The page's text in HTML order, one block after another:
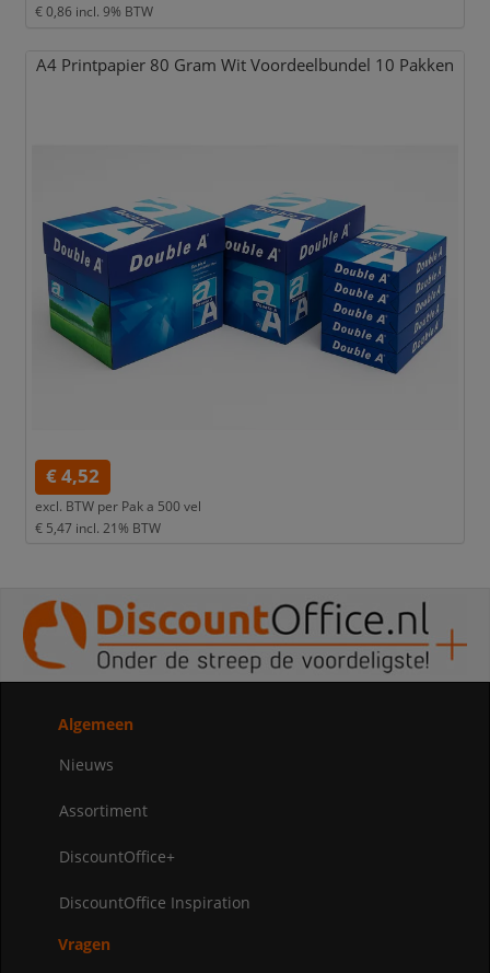
€ 0,86 incl. 9% BTW
A4 Printpapier 80 Gram Wit Voordeelbundel 10 Pakken
€ 4,52
excl. BTW per Pak a 500 vel
€ 5,47 incl. 21% BTW
Algemeen
Nieuws
Assortiment
DiscountOffice+
DiscountOffice Inspiration
Vragen